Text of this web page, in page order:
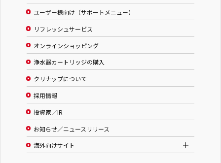
ユーザー様向け（サポートメニュー）
リフレッシュサービス
オンラインショッピング
浄水器カートリッジの購入
クリナップについて
採用情報
投資家／IR
お知らせ／ニュースリリース
海外向けサイト